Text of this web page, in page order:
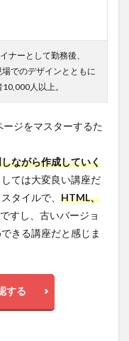
ナーとして勤務後、
でのデザインとともに
人以上。
ジをマスターするた
ながら作成していく
ては大変良い講座だ
タイルで、 HTML、
ですし、古いバージョ
きる講座だと感じま
する